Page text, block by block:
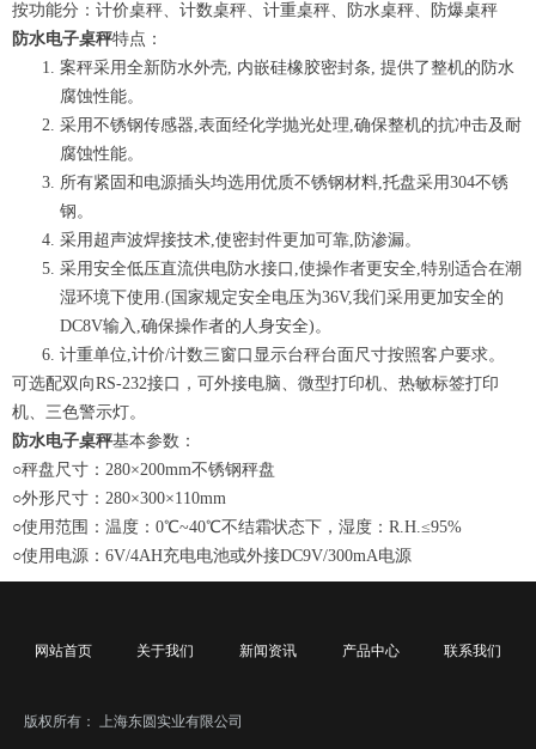
按功能分：计价桌秤、计数桌秤、计重桌秤、防水桌秤、防爆桌秤
防水电子桌秤特点：
案秤采用全新防水外壳, 内嵌硅橡胶密封条, 提供了整机的防水
腐蚀性能。
采用不锈钢传感器,表面经化学抛光处理,确保整机的抗冲击及耐
腐蚀性能。
所有紧固和电源插头均选用优质不锈钢材料,托盘采用304不锈
钢。
采用超声波焊接技术,使密封件更加可靠,防渗漏。
采用安全低压直流供电防水接口,使操作者更安全,特别适合在潮
湿环境下使用.(国家规定安全电压为36V,我们采用更加安全的
DC8V输入,确保操作者的人身安全)。
计重单位,计价/计数三窗口显示台秤台面尺寸按照客户要求。
可选配双向RS-232接口，可外接电脑、微型打印机、热敏标签打印
机、三色警示灯。
防水电子桌秤基本参数：
○秤盘尺寸：280×200mm不锈钢秤盘
○外形尺寸：280×300×110mm
○使用范围：温度：0℃~40℃不结霜状态下，湿度：R.H.≤95%
○使用电源：6V/4AH充电电池或外接DC9V/300mA电源
版权所有： 上海东圆实业有限公司
网站首页 关于我们 新闻资讯 产品中心 联系我们